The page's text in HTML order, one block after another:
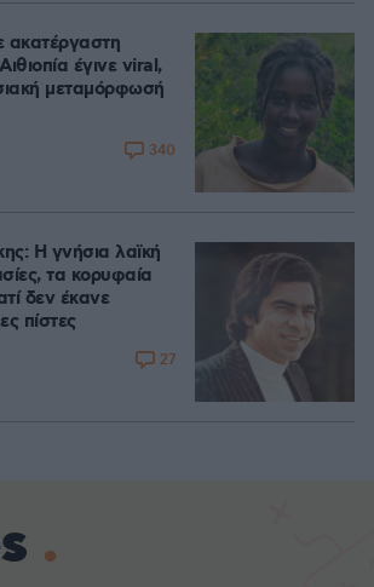
ακατέργαστη
έγινε viral,
μεταμόρφωσή
340
Η γνήσια λαϊκή
τα κορυφαία
δεν έκανε
πίστες
27